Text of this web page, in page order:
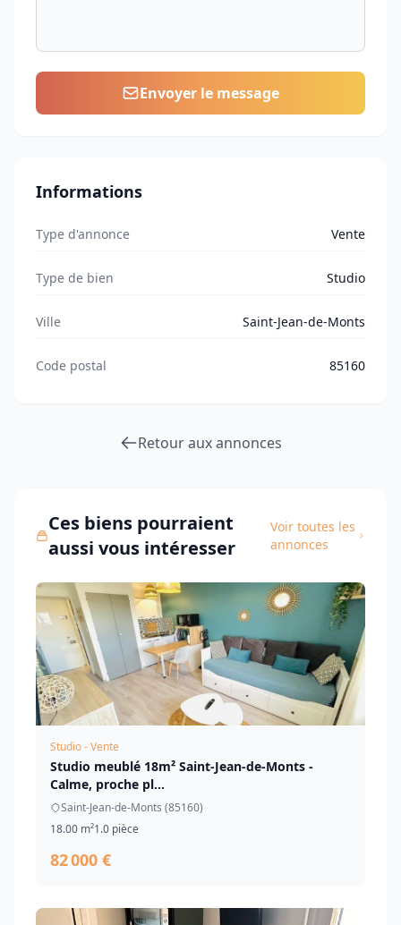
Envoyer le message
Informations
Type d'annonce Vente
Type de bien Studio
Ville Saint-Jean-de-Monts
Code postal 85160
Retour aux annonces
Ces biens pourraient
aussi vous intéresser
Voir toutes les
annonces
Studio - Vente
Studio meublé 18m² Saint-Jean-de-Monts -
Calme, proche pl...
Saint-Jean-de-Monts (85160)
18.00 m²1.0 pièce
82 000 €